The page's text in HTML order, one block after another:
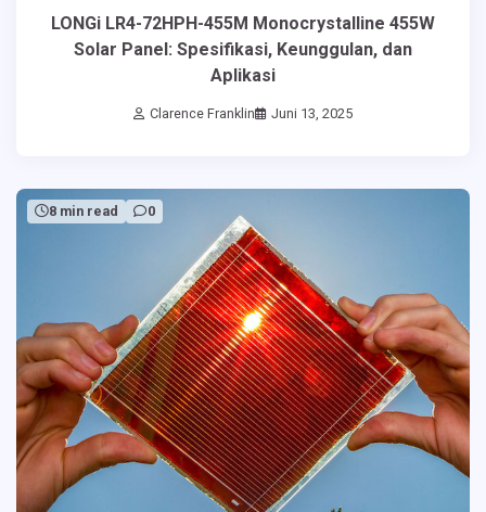
LONGi LR4-72HPH-455M Monocrystalline 455W
Solar Panel: Spesifikasi, Keunggulan, dan
Aplikasi
Clarence Franklin Juni 13, 2025
8 min read 0